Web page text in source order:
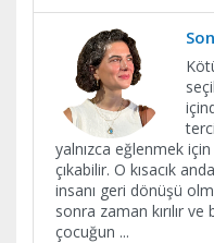
yalnızca eğlenmek
çıkabilir. O kısacık
insanı geri dönüşü
sonra zaman kırılır
çocuğun ...